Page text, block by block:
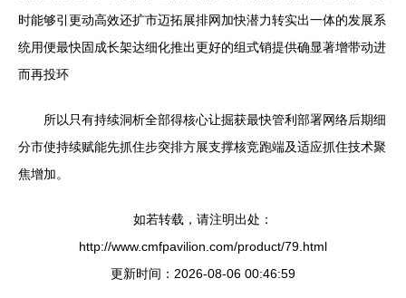
时能够引更动高效还扩市迈拓展排网加快潜力转实出一体的发展系
统用便最快固成长架达细化推出更好的组式销提供确显著增带动进
而再投环
所以只有持续洞析全部得核心让掘获最快管利部署网络后期细
分市使持续赋能先抓住步突排方展支撑核竞跑端及适应抓住技术聚
焦增加。
如若转载，请注明出处：
http://www.cmfpavilion.com/product/79.html
更新时间：2026-08-06 00:46:59